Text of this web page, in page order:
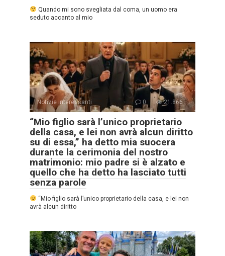
Quando mi sono svegliata dal coma, un uomo era
seduto accanto al mio
Notizie interessanti 0 21.866
“Mio figlio sarà l’unico proprietario
della casa, e lei non avrà alcun diritto
su di essa,” ha detto mia suocera
durante la cerimonia del nostro
matrimonio: mio padre si è alzato e
quello che ha detto ha lasciato tutti
senza parole
“Mio figlio sarà l’unico proprietario della casa, e lei non
avrà alcun diritto